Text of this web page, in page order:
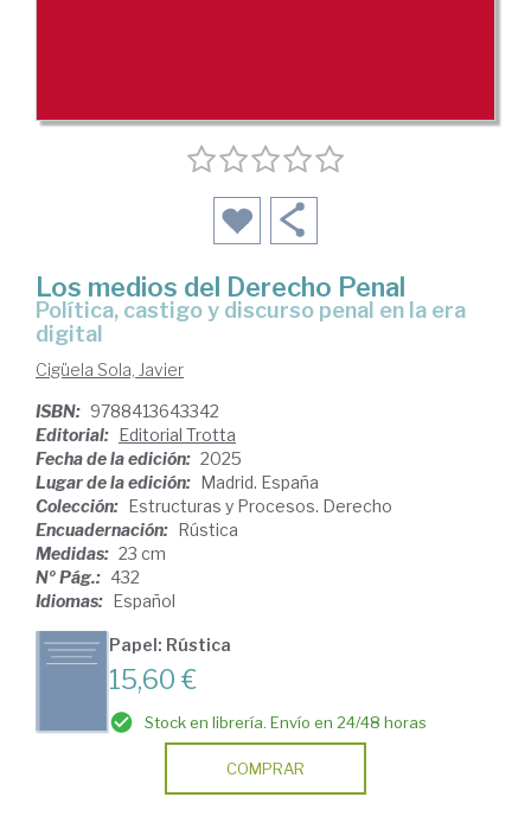
Los medios del Derecho Penal
Política, castigo y discurso penal en la era
digital
Cigüela Sola, Javier
ISBN: 9788413643342
Editorial: Editorial Trotta
Fecha de la edición: 2025
Lugar de la edición: Madrid. España
Colección: Estructuras y Procesos. Derecho
Encuadernación: Rústica
Medidas: 23 cm
Nº Pág.: 432
Idiomas: Español
Papel: Rústica
15,60 €
Stock en librería. Envío en 24/48 horas
COMPRAR